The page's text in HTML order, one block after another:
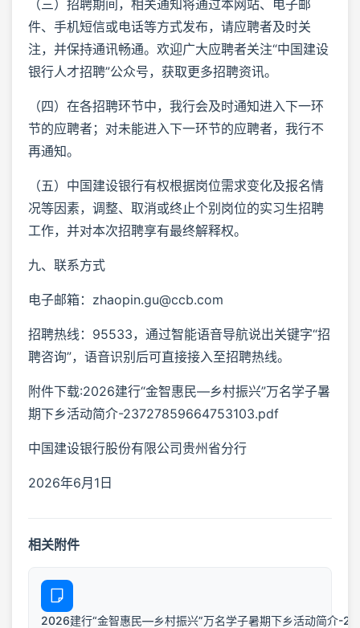
（三）招聘期间，相关通知将通过本网站、电子邮
件、手机短信或电话等方式发布，请应聘者及时关
注，并保持通讯畅通。欢迎广大应聘者关注“中国建设
银行人才招聘”公众号，获取更多招聘资讯。
（四）在各招聘环节中，我行会及时通知进入下一环
节的应聘者；对未能进入下一环节的应聘者，我行不
再通知。
（五）中国建设银行有权根据岗位需求变化及报名情
况等因素，调整、取消或终止个别岗位的实习生招聘
工作，并对本次招聘享有最终解释权。
九、联系方式
电子邮箱：zhaopin.gu@ccb.com
招聘热线：95533，通过智能语音导航说出关键字“招
聘咨询”，语音识别后可直接接入至招聘热线。
附件下载:2026建行“金智惠民—乡村振兴”万名学子暑
期下乡活动简介-23727859664753103.pdf
中国建设银行股份有限公司贵州省分行
2026年6月1日
相关附件
2026建行“金智惠民—乡村振兴”万名学子暑期下乡活动简介-